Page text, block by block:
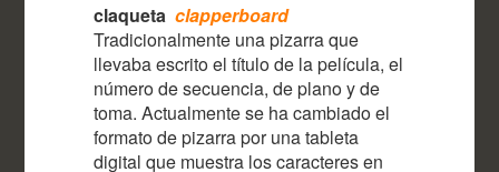
claqueta clapperboard
Tradicionalmente una pizarra que
llevaba escrito el título de la película, el
número de secuencia, de plano y de
toma. Actualmente se ha cambiado el
formato de pizarra por una tableta
digital que muestra los caracteres en